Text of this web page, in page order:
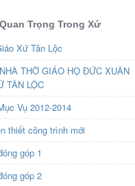
Trọng Trong Xứ
Xứ Tân Lộc
THỜ GIÁO HỌ ĐỨC XUÂN
TÂN LỘC
Vụ 2012-2014
thiết công trình mới
góp 1
góp 2